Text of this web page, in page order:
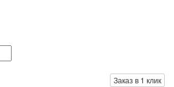
Заказ в 1 клик